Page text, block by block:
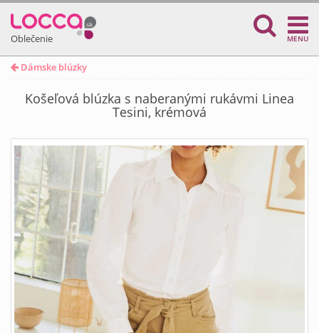
Oblečenie MENU
Dámske blúzky
Košeľová blúzka s naberanými rukávmi Linea
Tesini, krémová